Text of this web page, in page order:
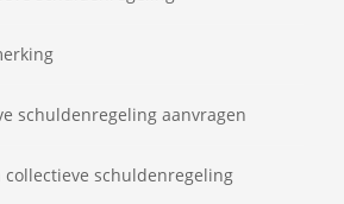
schuldenregeling aanvragen
collectieve schuldenregeling